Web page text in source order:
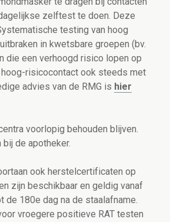
zelftest te doen. Deze
testing van hoog
in kwetsbare groepen (bv.
die een verhoogd risico lopen op
risicocontact ook steeds met
advies van de RMG is hier
voorlopig behouden blijven.
de apotheker.
ook herstelcertificaten op
zijn beschikbaar en geldig vanaf
de 180e dag na de staalafname.
vroegere positieve RAT testen